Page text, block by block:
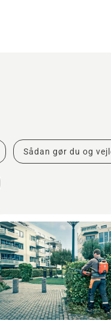
Sådan gør du og